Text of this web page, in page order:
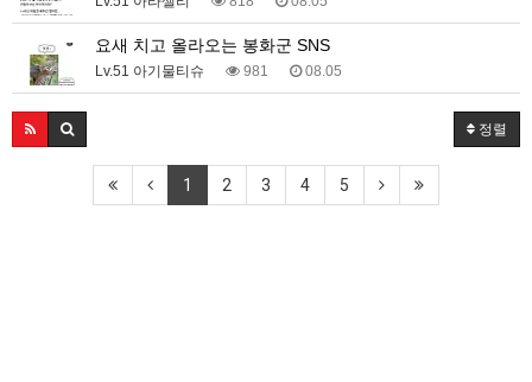
요새 치고 올라오는 봉화군 SNS
Lv.51 아기물티슈 981 08.05
정렬
1 2 3 4 5